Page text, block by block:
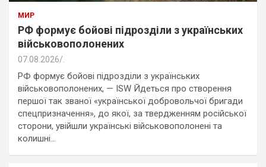
МИР
РФ формує бойові підрозділи з українських
військовополонених
07.08.2026 .
РФ формує бойові підрозділи з українських
військовополонених, — ISW Йдеться про створення
першої так званої «української добровольчої бригади
спецпризначення», до якої, за твердженням російської
сторони, увійшли українські військовополонені та
колишні…